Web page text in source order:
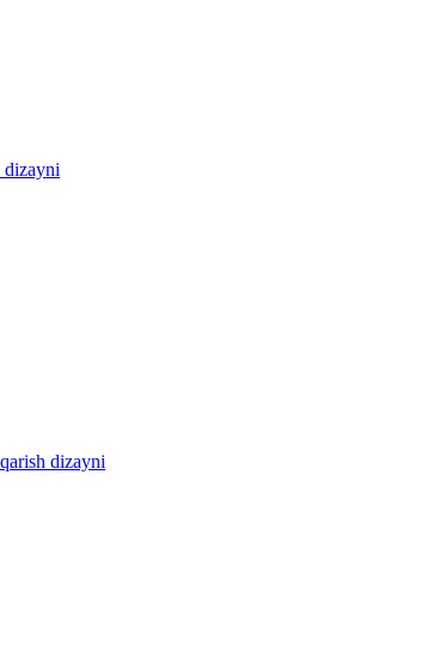
dizayni
dizayni